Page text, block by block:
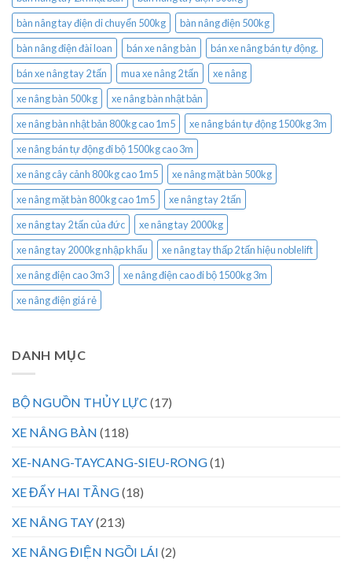
bàn nâng tay điện di chuyển 500kg
bàn nâng điện 500kg
bàn nâng điện đài loan
bán xe nâng bàn
bán xe nâng bán tự động.
bán xe nâng tay 2 tấn
mua xe nâng 2 tấn
xe nâng
xe nâng bàn 500kg
xe nâng bàn nhật bản
xe nâng bàn nhật bản 800kg cao 1m5
xe nâng bán tự động 1500kg 3m
xe nâng bán tự động đi bộ 1500kg cao 3m
xe nâng cây cảnh 800kg cao 1m5
xe nâng mặt bàn 500kg
xe nâng mặt bàn 800kg cao 1m5
xe nâng tay 2 tấn
xe nâng tay 2 tấn của đức
xe nâng tay 2000kg
xe nâng tay 2000kg nhập khẩu
xe nâng tay thấp 2 tấn hiệu noblelift
xe nâng điện cao 3m3
xe nâng điện cao đi bộ 1500kg 3m
xe nâng điện giá rẻ
DANH MỤC
BỘ NGUỒN THỦY LỰC (17)
XE NÂNG BÀN (118)
XE-NANG-TAYCANG-SIEU-RONG(1)
XE ĐẨY HAI TẦNG(18)
XE NÂNG TAY(213)
XE NÂNG ĐIỆN NGỒI LÁI (2)